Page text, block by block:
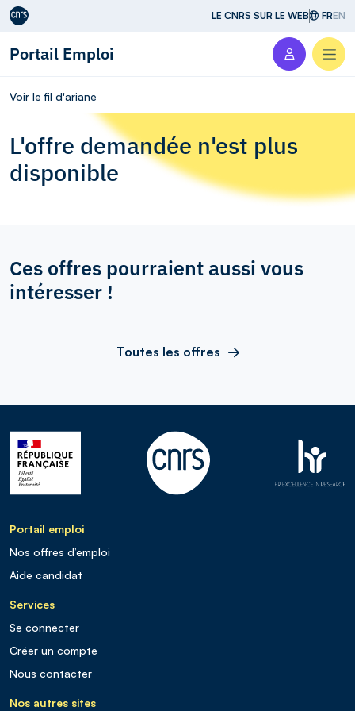
Aller au contenu LE CNRS SUR LE WEB FREN
Portail Emploi
Voir le fil d'ariane
L'offre demandée n'est plus
disponible
Ces offres pourraient aussi vous
intéresser !
Toutes les offres
Portail emploi
Nos offres d’emploi
Aide candidat
Services
Se connecter
Créer un compte
Nous contacter
Nos autres sites